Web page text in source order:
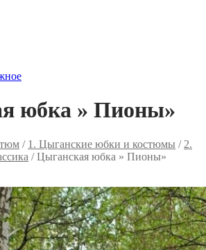
юбка » Пионы»
/ 1. Цыганские юбки и костюмы / 2.
/ Цыганская юбка » Пионы»